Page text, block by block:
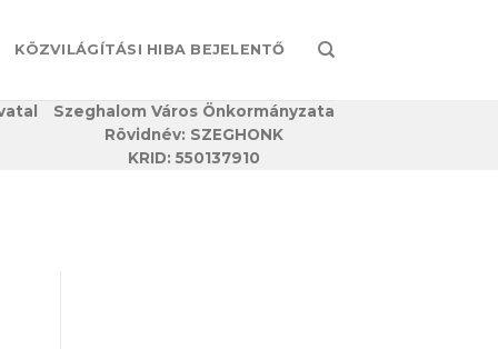
KÖZVILÁGÍTÁSI HIBA BEJELENTŐ
Szeghalom Város Önkormányzata
Rövidnév: SZEGHONK
KRID: 550137910